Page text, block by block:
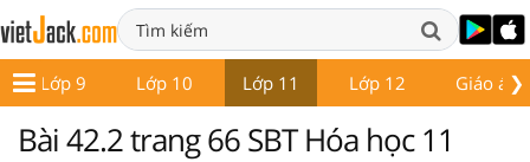
❯
Lớp 9 Lớp 10 Lớp 11 Lớp 12 Giáo án
Bài 42.2 trang 66 SBT Hóa học 11